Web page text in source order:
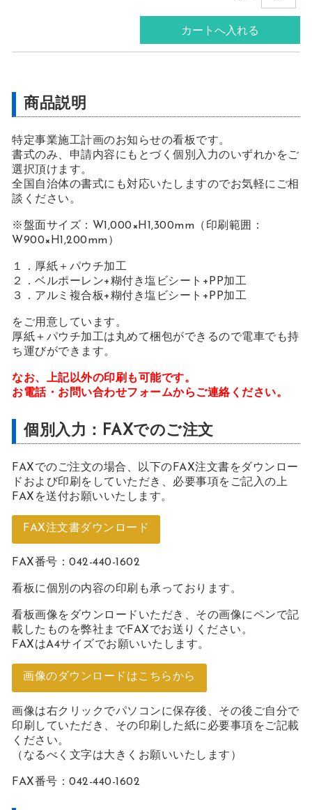
商品説明
特定事業施工計画のお知らせの看板です。
書式のみ、申請内容にもとづく個別入力のいずれかをご
選択頂けます。
全国自治体の書式にも対応いたしますのでお気軽にご相
談ください。
※盤面サイズ：W1,000×H1,300mm（印刷範囲：
W900×H1,200mm）
１．厚紙＋パウチ加工
２．ベルポーレン+糊付き塩ビシート+PP加工
３．アルミ複合板+糊付き塩ビシート+PP加工
をご用意しています。
厚紙＋パウチ加工は丸めて梱包ができるので電車でも持
ち運びができます。
なお、上記以外の印刷も可能です。
お電話・お問い合わせフォームからご連絡ください。
個別入力：FAXでのご注文
FAXでのご注文の場合、以下のFAX注文書をダウンロー
ドおよび印刷をしていただき、必要事項をご記入の上
FAXを送付お願いいたします。
FAX注文書ダウンロード
FAX番号：042-440-1602
看板に個別の内容の印刷も承っております。
看板画像をダウンロードいただき、その画像にペンで記
載したものを弊社までFAXでお送りください。
FAXはA4サイズでお願いいたします。
画像のダウンロードはこちらから
画像は右クリックでパソコンに保存後、その後ご自分で
印刷していただき、その印刷した紙に必要事項をご記載
ください。
（なるべく文字は大きくお願いいたします）
FAX番号：042-440-1602